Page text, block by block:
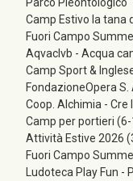
Camp Estivo la tana
Fuori Campo
Aqvaclvb - Acqua
Camp Sport &
FondazioneOpera
Coop. Alchimia -
Camp per portieri
Attività Estive 2026
Fuori Campo
Ludoteca Play Fun